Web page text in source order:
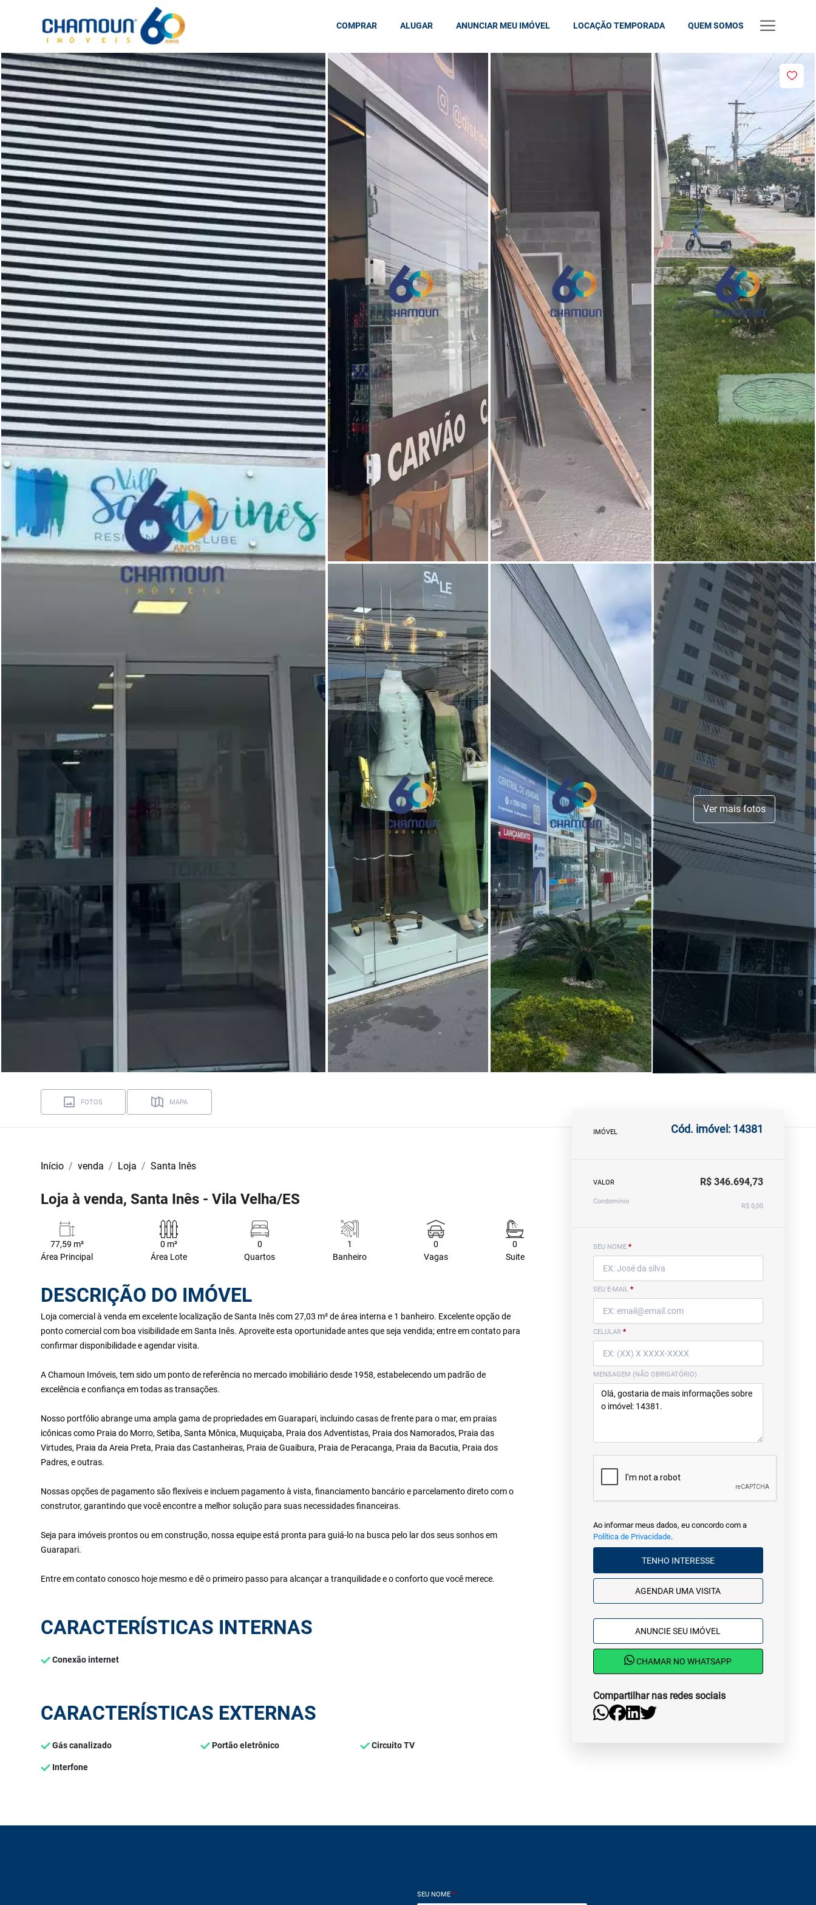
COMPRAR ALUGAR ANUNCIAR MEU IMÓVEL LOCAÇÃO TEMPORADA QUEM SOMOS
Ver mais fotos
FOTOS MAPA
Início venda Loja Santa Inês
Loja à venda, Santa Inês - Vila Velha/ES
77,59 m²
Área Principal
0 m²
Área Lote
0
Quartos
1
Banheiro
0
Vagas
0
Suite
DESCRIÇÃO DO IMÓVEL
Loja comercial à venda em excelente localização de Santa Inês com 27,03 m² de área interna e 1 banheiro. Excelente opção de
ponto comercial com boa visibilidade em Santa Inês. Aproveite esta oportunidade antes que seja vendida; entre em contato para
confirmar disponibilidade e agendar visita.
A Chamoun Imóveis, tem sido um ponto de referência no mercado imobiliário desde 1958, estabelecendo um padrão de
excelência e confiança em todas as transações.
Nosso portfólio abrange uma ampla gama de propriedades em Guarapari, incluindo casas de frente para o mar, em praias
icônicas como Praia do Morro, Setiba, Santa Mônica, Muquiçaba, Praia dos Adventistas, Praia dos Namorados, Praia das
Virtudes, Praia da Areia Preta, Praia das Castanheiras, Praia de Guaibura, Praia de Peracanga, Praia da Bacutia, Praia dos
Padres, e outras.
Nossas opções de pagamento são flexíveis e incluem pagamento à vista, financiamento bancário e parcelamento direto com o
construtor, garantindo que você encontre a melhor solução para suas necessidades financeiras.
Seja para imóveis prontos ou em construção, nossa equipe está pronta para guiá-lo na busca pelo lar dos seus sonhos em
Guarapari.
Entre em contato conosco hoje mesmo e dê o primeiro passo para alcançar a tranquilidade e o conforto que você merece.
CARACTERÍSTICAS INTERNAS
Conexão internet
CARACTERÍSTICAS EXTERNAS
Gás canalizado Portão eletrônico Circuito TV
Interfone
IMÓVEL Cód. imóvel: 14381
VALOR R$ 346.694,73
Condomínio
R$ 0,00
SEU NOME *
SEU E-MAIL *
CELULAR *
MENSAGEM (NÃO OBRIGATÓRIO)
Ao informar meus dados, eu concordo com a
Política de Privacidade.
TENHO INTERESSE
AGENDAR UMA VISITA
ANUNCIE SEU IMÓVEL
CHAMAR NO WHATSAPP
Compartilhar nas redes sociais
SEU NOME *